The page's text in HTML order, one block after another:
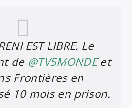
EST LIBRE. Le
de @TV5MONDEet
Frontières en
10 mois en prison.